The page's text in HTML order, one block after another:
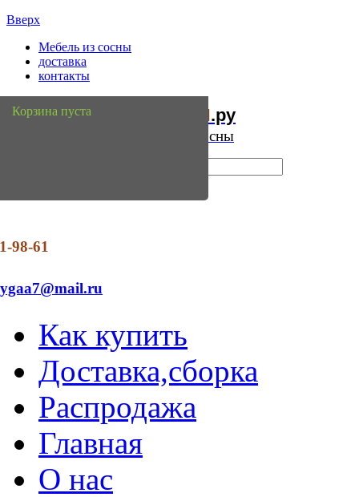
Вверх
Мебель из сосны
доставка
контакты
Мебель Сосны.ру
Интернет магазин мебели из сосны
98-61
Как купить
Доставка,сборка
Распродажа
Главная
О нас
Корзина пуста